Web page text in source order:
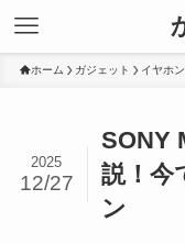
ホーム ガジェット イヤホ
SONY
説！今
ン
2025
12/27